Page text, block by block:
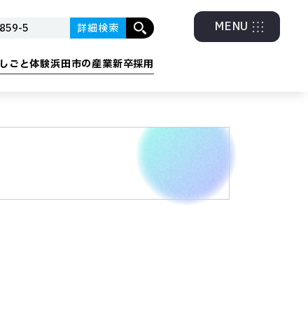
詳細検索 MENU
しごと体験浜田市の産業新卒採用